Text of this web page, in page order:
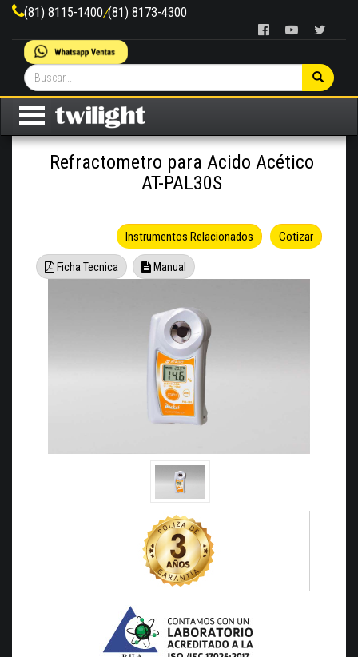
(81) 8115-1400/(81) 8173-4300
Refractometro para Acido Acético
AT-PAL30S
Cotizar
Instrumentos Relacionados
Ficha Tecnica Manual